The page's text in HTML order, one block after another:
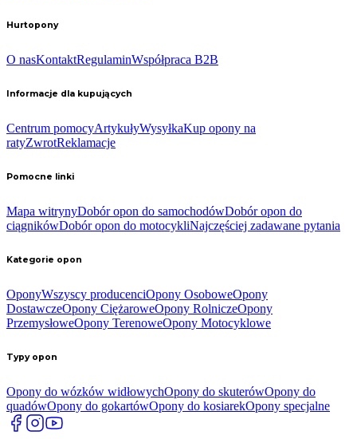
Hurtopony
O nasKontaktRegulaminWspółpraca B2B
Informacje dla kupujących
Centrum pomocyArtykułyWysyłkaKup opony na
ratyZwrotReklamacje
Pomocne linki
Mapa witrynyDobór opon do samochodówDobór opon do
ciągnikówDobór opon do motocykliNajczęściej zadawane pytania
Kategorie opon
OponyWszyscy producenciOpony OsoboweOpony
DostawczeOpony CiężaroweOpony RolniczeOpony
PrzemysłoweOpony TerenoweOpony Motocyklowe
Typy opon
Opony do wózków widłowychOpony do skuterówOpony do
quadówOpony do gokartówOpony do kosiarekOpony specjalne